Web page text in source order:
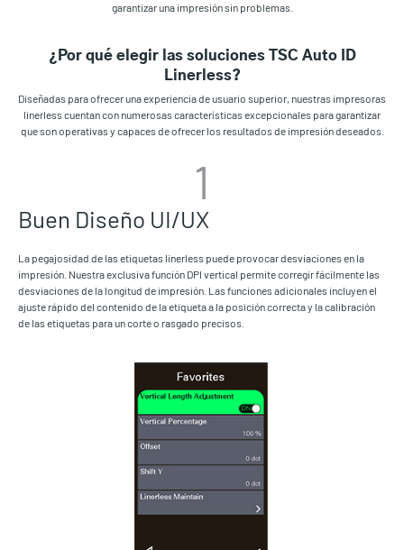
garantizar una impresión sin problemas.
¿Por qué elegir las soluciones TSC Auto ID
Linerless?
Diseñadas para ofrecer una experiencia de usuario superior, nuestras impresoras
linerless cuentan con numerosas características excepcionales para garantizar
que son operativas y capaces de ofrecer los resultados de impresión deseados.
1
Buen Diseño UI/UX
La pegajosidad de las etiquetas linerless puede provocar desviaciones en la
impresión. Nuestra exclusiva función DPI vertical permite corregir fácilmente las
desviaciones de la longitud de impresión. Las funciones adicionales incluyen el
ajuste rápido del contenido de la etiqueta a la posición correcta y la calibración
de las etiquetas para un corte o rasgado precisos.